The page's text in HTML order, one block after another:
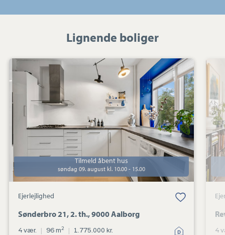
Lignende boliger
Ejerlejlighed:
Sønderbro
21,
2.
th.,
9000
Aalborg
Tilmeld åbent hus
søndag 09. august kl. 10.00 - 15.00
Ejerlejlighed
Sønderbro 21, 2. th., 9000 Aalborg
4 vær. | 96 m2 | 1.775.000 kr. 4